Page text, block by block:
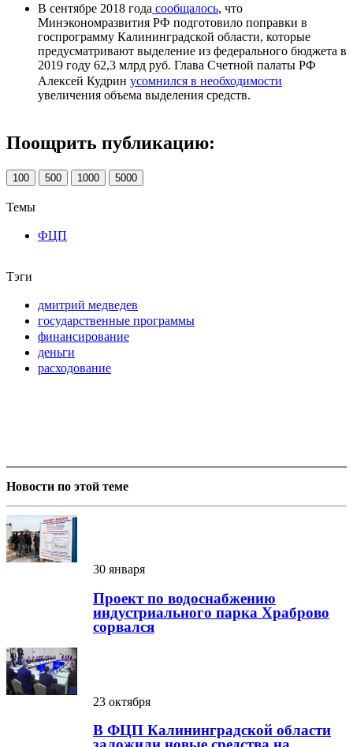
В сентябре 2018 года сообщалось, что
Минэкономразвития РФ подготовило поправки в
госпрограмму Калининградской области, которые
предусматривают выделение из федерального бюджета в
2019 году 62,3 млрд руб. Глава Счетной палаты РФ
Алексей Кудрин усомнился в необходимости
увеличения объема выделения средств.
Поощрить публикацию:
100 500 1000 5000
Темы
ФЦП
Тэги
дмитрий медведев
государственные программы
финансирование
деньги
расходование
Новости по этой теме
30 января
Проект по водоснабжению
индустриального парка Храброво
сорвался
23 октября
В ФЦП Калининградской области